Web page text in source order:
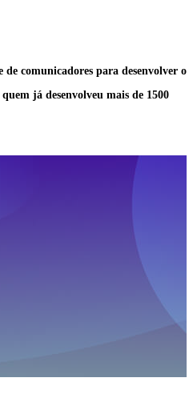
de comunicadores para desenvolver o
já desenvolveu mais de 1500